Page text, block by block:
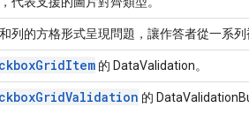
列的方格形式呈現問題，讓作答者從一系
GridItem 的 DataValidation。
GridValidation 的